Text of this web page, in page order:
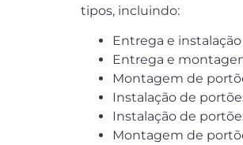
tipos, incluindo:
Entrega e
Entrega e
Montagem de
Instalação de
Instalação de
Montagem de